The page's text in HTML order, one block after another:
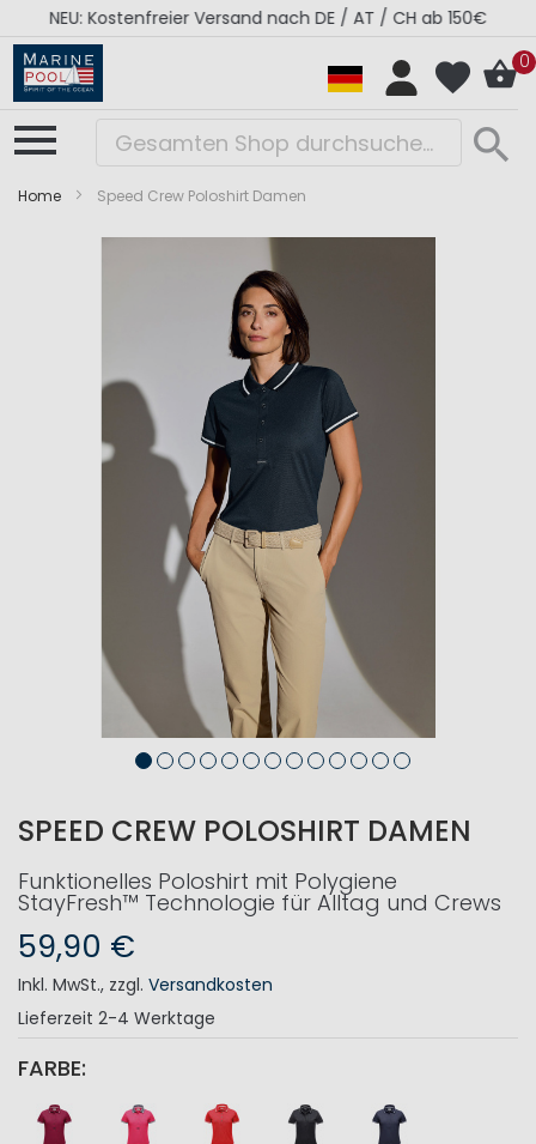
NEU: Kostenfreier Versand nach DE / AT / CH ab 150€
0
Home Speed Crew Poloshirt Damen
springen
springen
SPEED CREW POLOSHIRT DAMEN
Funktionelles Poloshirt mit Polygiene
StayFresh™ Technologie für Alltag und Crews
59,90 €
Inkl. MwSt., zzgl. Versandkosten
Lieferzeit 2-4 Werktage
FARBE